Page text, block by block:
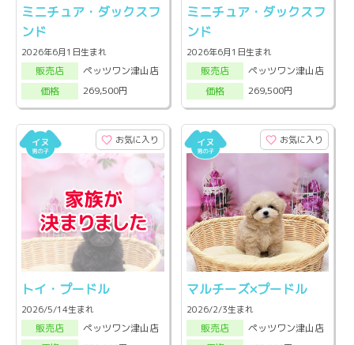
ミニチュア・ダックスフ
ンド
2026年6月1日生まれ
販売店
ペッツワン津山店
価格
269,500円
ミニチュア・ダックスフ
ンド
2026年6月1日生まれ
販売店
ペッツワン津山店
価格
269,500円
お気に入り
トイ・プードル
2026/5/14生まれ
販売店
ペッツワン津山店
お気に入り
マルチーズ×プードル
2026/2/3生まれ
販売店
ペッツワン津山店